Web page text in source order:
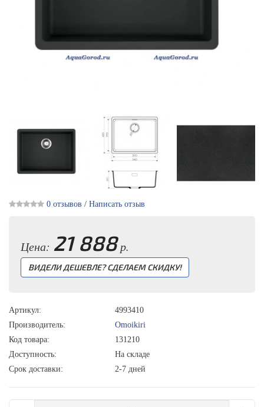
0 отзывов / Написать отзыв
Цена: 21 888р.
ВИДЕЛИ ДЕШЕВЛЕ? СДЕЛАЕМ СКИДКУ!
Артикул:
4993410
Производитель:
Omoikiri
Код товара:
131210
Доступность:
На складе
Срок доставки:
2-7 дней